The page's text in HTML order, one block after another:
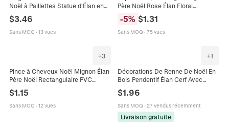
Noël à Paillettes Statue d'Élan en
Plastique Figurine de Bureau pour
Décoration de Fête Maison Blanc
Or Argent
$3.46
Sans MOQ · 13 vues
Père Noël Rose Élan Floral
Décoratif DIY Journaling
Autocollants Artisanaux Style Rétro
-5% $1.31
Sans MOQ · 75 vues
+3
Pince à Cheveux Noël Mignon Élan
Père Noël Rectangulaire PVC
Imprimé Festif Accessoire de
Cheveux Femme Fille
$1.15
Sans MOQ · 12 vues
+1
Décorations De Renne De Noël En
Bois Pendentif Élan Cerf Avec
Fausse Fourrure Corde De Jute
Style Rural Décoration De Maison
$1.96
Sans MOQ · 27 vendus récemment
Livraison gratuite